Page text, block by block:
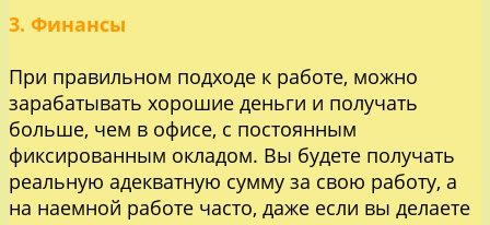
3. Финансы
При правильном подходе к работе, можно
зарабатывать хорошие деньги и получать
больше, чем в офисе, с постоянным
фиксированным окладом. Вы будете получать
реальную адекватную сумму за свою работу, а
на наемной работе часто, даже если вы делаете